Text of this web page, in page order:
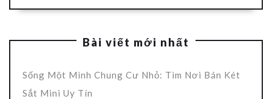
Bài viết mới nhất
Sống Một Mình Chung Cư Nhỏ: Tìm Nơi Bán Két
Sắt Mini Uy Tín